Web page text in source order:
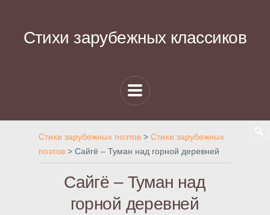
Стихи зарубежных классиков
Стихи зарубежных поэтов > Стихи зарубежных
поэтов > Сайгё – Туман над горной деревней
Сайгё – Туман над
горной деревней